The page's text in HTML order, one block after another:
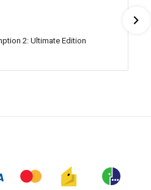
2: Ultimate Edition